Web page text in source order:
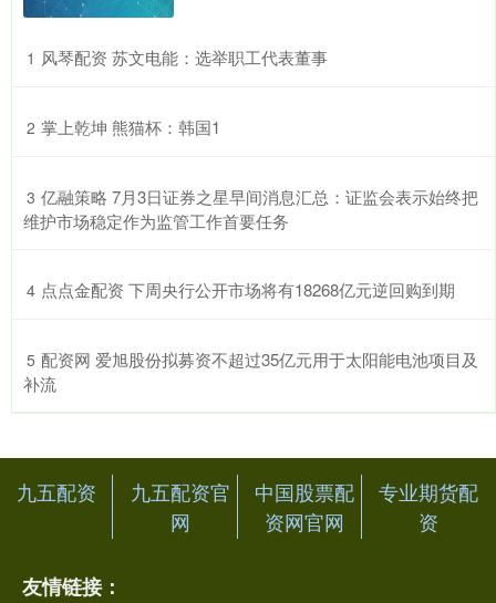
1 ​风琴配资 苏文电能：选举职工代表董事
2 ​掌上乾坤 熊猫杯：韩国1
3 ​亿融策略 7月3日证券之星早间消息汇总：证监会表示始终把
维护市场稳定作为监管工作首要任务
4 ​点点金配资 下周央行公开市场将有18268亿元逆回购到期
5 ​配资网 爱旭股份拟募资不超过35亿元用于太阳能电池项目及
补流
九五配资
九五配资官
网
中国股票配
资网官网
专业期货配
资
友情链接：